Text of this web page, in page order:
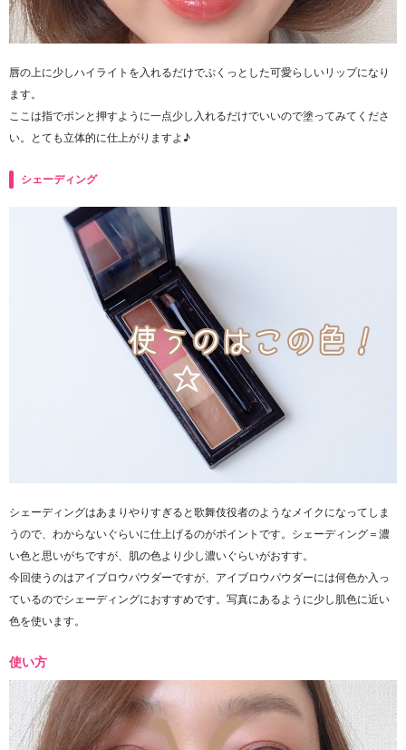
唇の上に少しハイライトを入れるだけでぷくっとした可愛らしいリップになり
ます。
ここは指でポンと押すように一点少し入れるだけでいいので塗ってみてくださ
い。とても立体的に仕上がりますよ♪
シェーディング
シェーディングはあまりやりすぎると歌舞伎役者のようなメイクになってしま
うので、わからないぐらいに仕上げるのがポイントです。シェーディング＝濃
い色と思いがちですが、肌の色より少し濃いぐらいがおすす。
今回使うのはアイブロウパウダーですが、アイブロウパウダーには何色か入っ
ているのでシェーディングにおすすめです。写真にあるように少し肌色に近い
色を使います。
使い方